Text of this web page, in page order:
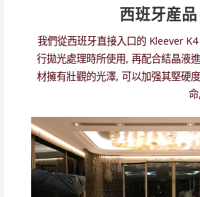
西班牙産品
我們從西班牙直接入口的 Kleever
行拋光處理時所使用, 再配合結晶液
材擁有壯觀的光澤, 可以加强其堅硬